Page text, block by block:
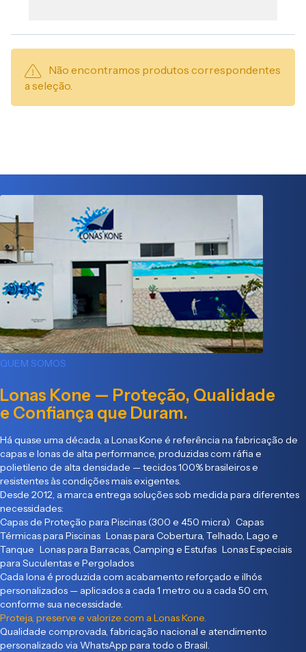
Não encontramos produtos correspondentes
a seleção.
QUEM SOMOS
Lonas Kone — Proteção, Qualidade
e Confiança que Duram.
Há quase uma década, a Lonas Kone é referência na fabricação de
capas e lonas de alta performance, produzidas com ráfia e
polietileno de alta densidade — tecidos 100% brasileiros e
resistentes às condições mais exigentes.
Desde 2012, a marca entrega soluções sob medida para diferentes
necessidades:
Capas de Proteção para Piscinas (300 e 450 micra) Capas
Térmicas para Piscinas Lonas para Cobertura, Telhado, Lago e
Tanque Lonas para Barracas, Camping e Estufas Lonas Especiais
para Suculentas e Pergolados
Cada lona é produzida com acabamento reforçado e ilhós
personalizados — aplicados a cada 1 metro ou a cada 50 cm,
conforme sua necessidade.
Proteja, preserve e valorize com a Lonas Kone.
Qualidade comprovada, fabricação nacional e atendimento
personalizado via WhatsApp para todo o Brasil.